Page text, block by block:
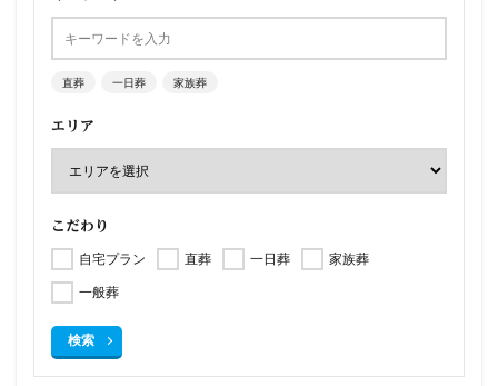
直葬 一日葬 家族葬
エリア
こだわり
自宅プラン 直葬 一日葬
家族葬
一般葬
検索